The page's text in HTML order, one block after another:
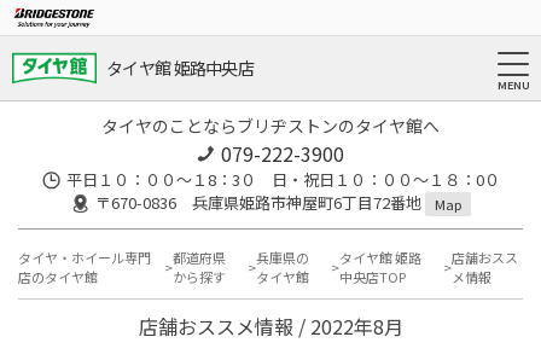
タイヤ館 姫路中央店
タイヤのことならブリヂストンのタイヤ館へ
079-222-3900
平日１０：００～１8：3０ 日・祝日１０：００～１８：0０
〒670-0836 兵庫県姫路市神屋町6丁目72番地
Map
タイヤ・ホイール専門
店のタイヤ館
都道府県
から探す
兵庫県の
タイヤ館
タイヤ館 姫路
中央店TOP
店舗おスス
メ情報
店舗おススメ情報 / 2022年8月